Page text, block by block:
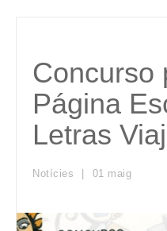
Concurso
Página
Letras
Notícies 01 maig